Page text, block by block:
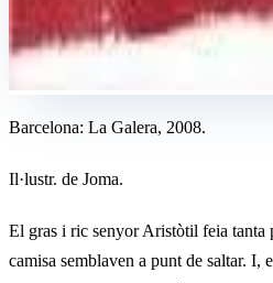
Barcelona: La Galera, 2008.
Il·lustr. de Joma.
El gras i ric senyor Aristòtil feia tanta
camisa semblaven a punt de saltar. I,